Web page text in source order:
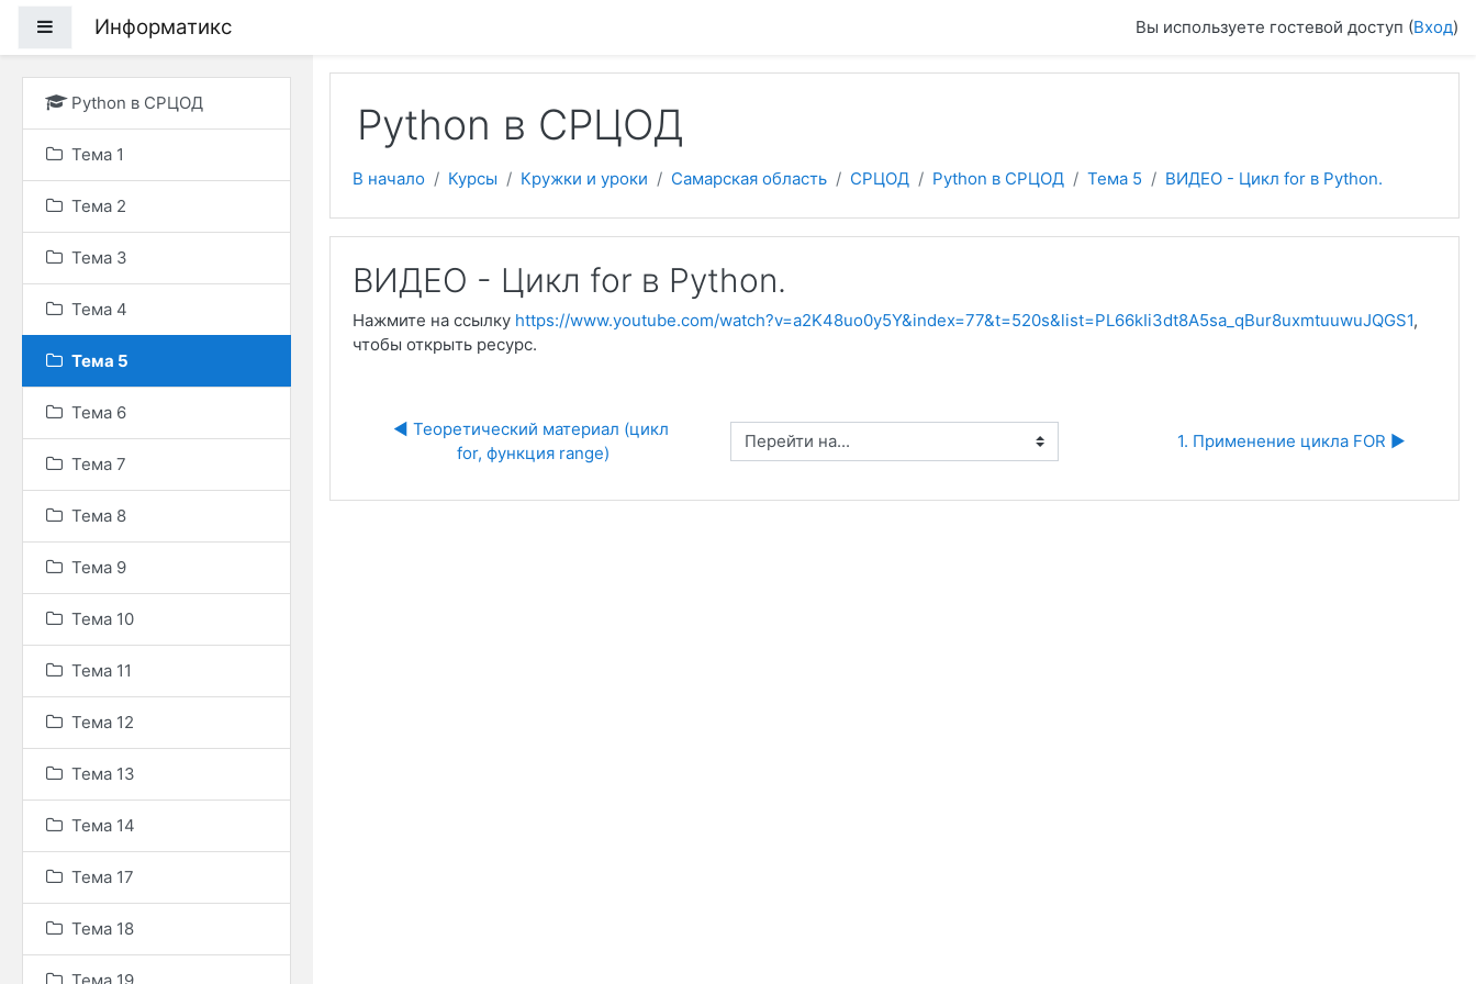
Боковая панель
Информатикс Вы используете гостевой доступ (Вход)
Python в СРЦОД
Тема 1
Тема 2
Тема 3
Тема 4
Тема 5
Тема 6
Тема 7
Тема 8
Тема 9
Тема 10
Тема 11
Тема 12
Тема 13
Тема 14
Тема 17
Тема 18
Python в СРЦОД
В начало Курсы Кружки и уроки Самарская область СРЦОД Python в СРЦОД Тема 5 ВИДЕО - Цикл for в Python.
ВИДЕО - Цикл for в Python.
Нажмите на ссылку https://www.youtube.com/watch?v=a2K48uo0y5Y&index=77&t=520s&list=PL66kIi3dt8A5sa_qBur8uxmtuuwuJQGS1,
чтобы открыть ресурс.
◀︎ Теоретический материал (цикл
for, функция range)
Перейти на... 1. Применение цикла FOR ▶︎